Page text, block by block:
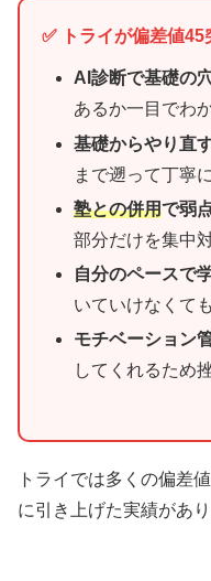
✅ トライが偏差値
AI診断で基礎の
あるか一目でわ
基礎からやり直
まで遡って丁寧
塾との併用で弱
部分だけを集中
自分のペースで
いていけなくて
モチベーション
してくれるため
トライでは多くの偏差
に引き上げた実績があり